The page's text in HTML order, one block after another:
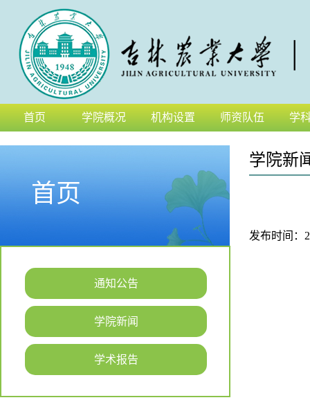
首页 学院概况 机构设置 师资队伍 学
首页
通知公告
学院新闻
学术报告
学院新
发布时间：